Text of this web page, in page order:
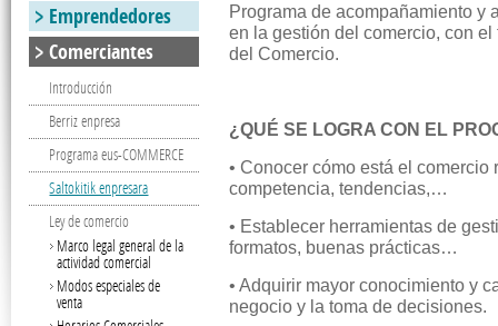
Programa de acompañamiento y
en la gestión del comercio, con
del Comercio.
¿QUÉ SE LOGRA CON EL
• Conocer cómo está el
competencia, tendencias,…
• Establecer herramientas de
formatos, buenas prácticas…
• Adquirir mayor conocimiento y
negocio y la toma de decisiones.
Emprendedores
Comerciantes
Introducción
Berriz enpresa
Programa eus-COMMERCE
Saltokitik enpresara
Ley de comercio
Marco legal general de la
actividad comercial
Modos especiales de
venta